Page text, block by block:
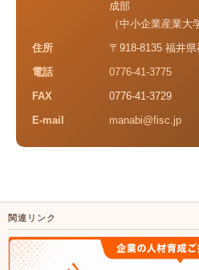
成部
（中小企業産業大
住所
〒918-8135 福井
電話
0776-41-3775
FAX
0776-41-3729
E-mail
manabi@fisc.jp
関連リンク